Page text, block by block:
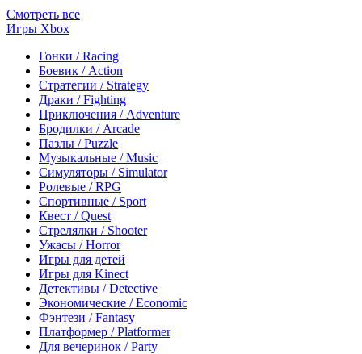
Смотреть все
Игры Xbox
Гонки / Racing
Боевик / Action
Стратегии / Strategy
Драки / Fighting
Приключения / Adventure
Бродилки / Arcade
Пазлы / Puzzle
Музыкальные / Music
Симуляторы / Simulator
Ролевые / RPG
Спортивные / Sport
Квест / Quest
Стрелялки / Shooter
Ужасы / Horror
Игры для детей
Игры для Kinect
Детективы / Detective
Экономические / Economic
Фэнтези / Fantasy
Платформер / Platformer
Для вечеринок / Party